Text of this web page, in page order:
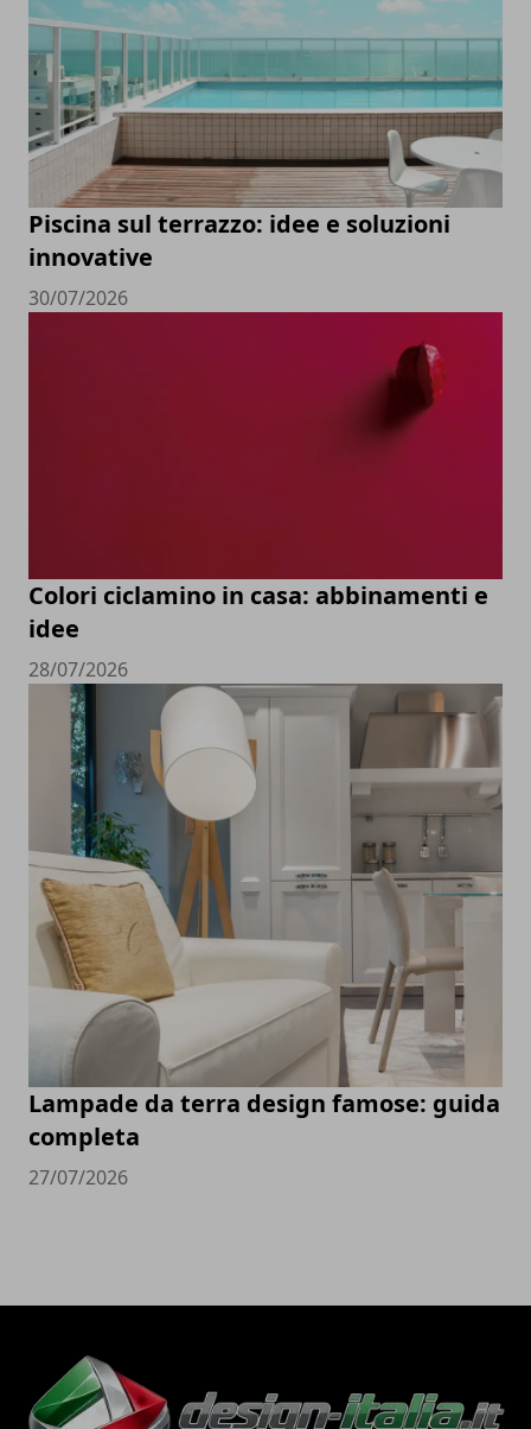
Piscina sul terrazzo: idee e soluzioni
innovative
30/07/2026
Colori ciclamino in casa: abbinamenti e
idee
28/07/2026
Lampade da terra design famose: guida
completa
27/07/2026